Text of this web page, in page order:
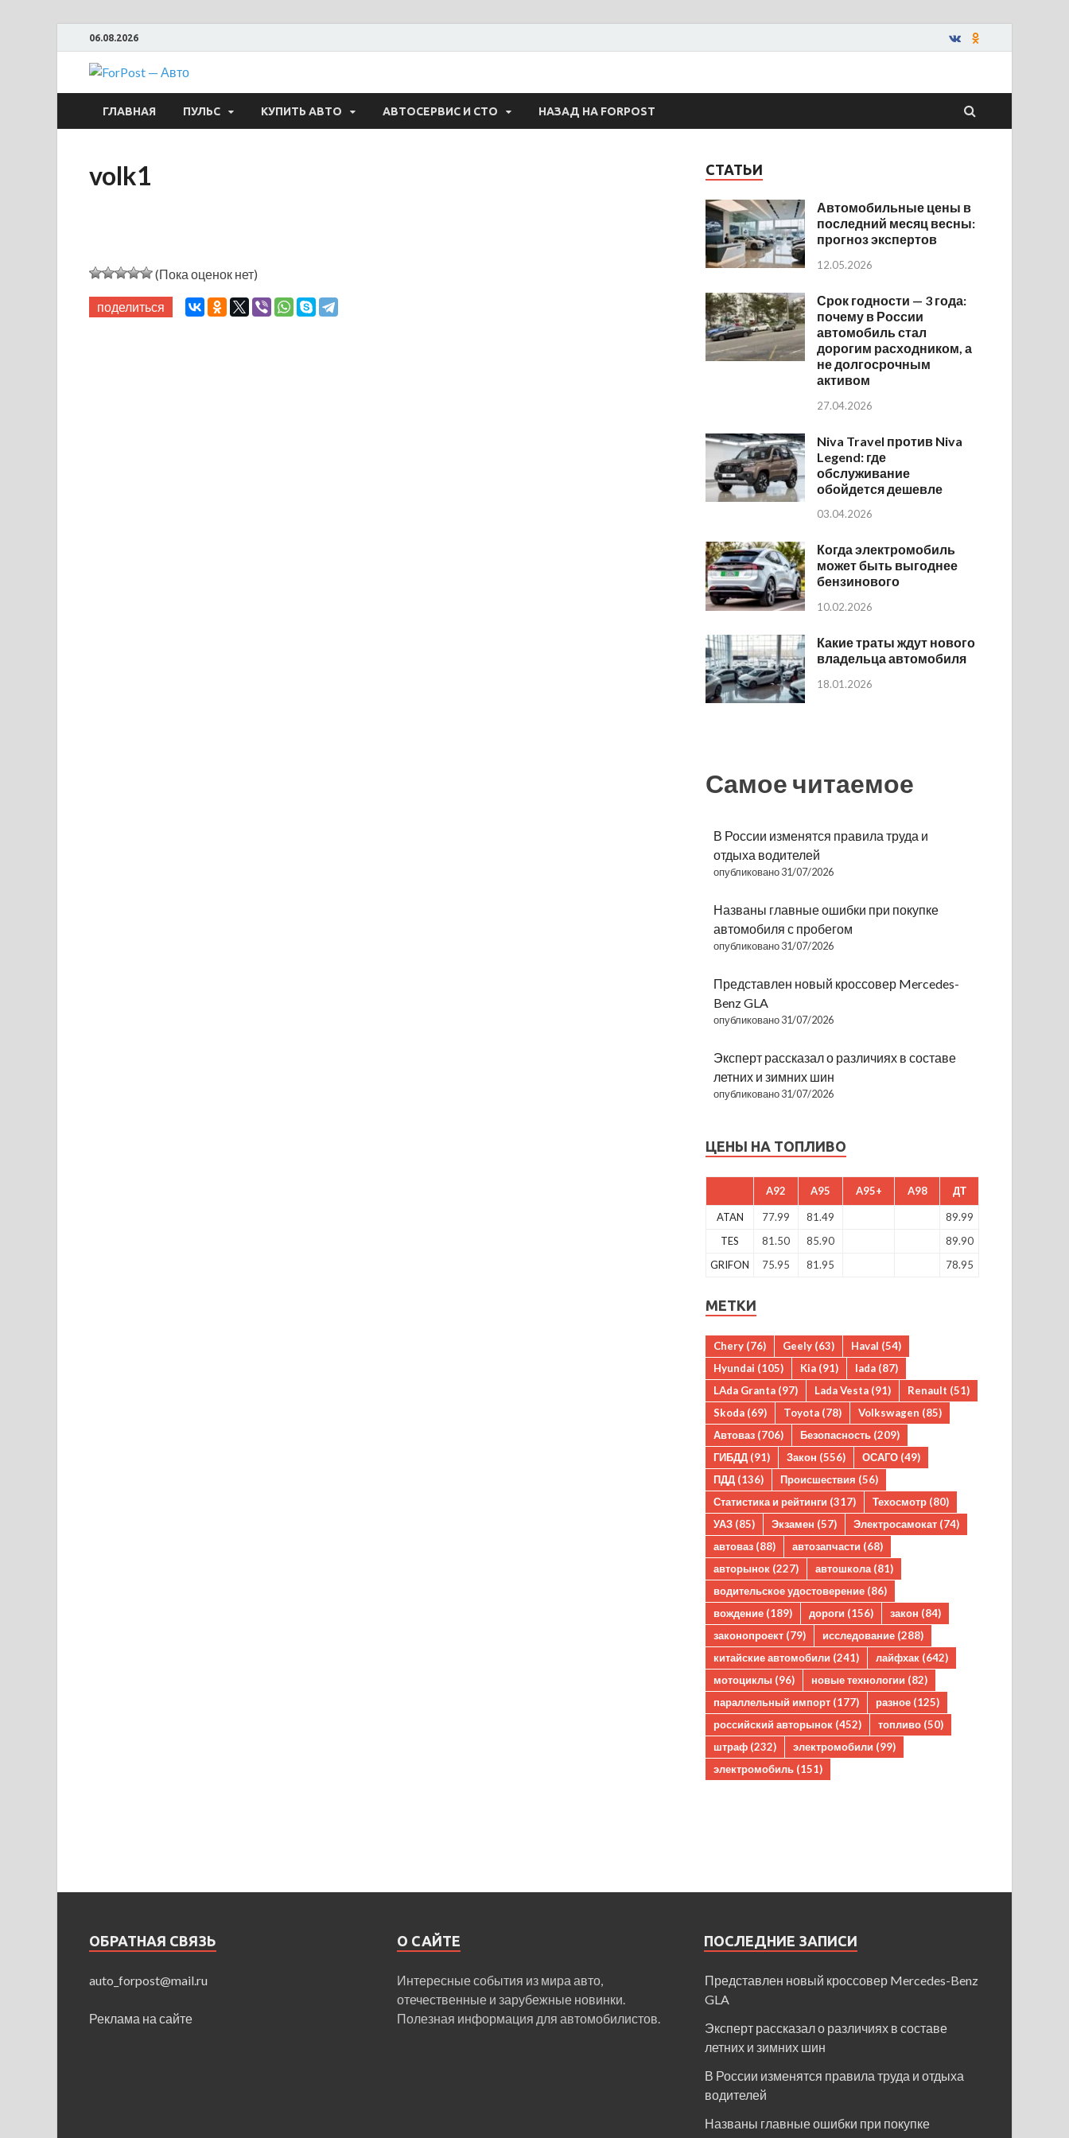
06.08.2026
ForPost — Авто
ГЛАВНАЯ ПУЛЬС КУПИТЬ АВТО АВТОСЕРВИС И СТО НАЗАД НА FORPOST
volk1
(Пока оценок нет)
поделиться
СТАТЬИ
Автомобильные цены в
последний месяц весны:
прогноз экспертов
12.05.2026
Срок годности — 3 года:
почему в России
автомобиль стал
дорогим расходником, а
не долгосрочным
активом
27.04.2026
Niva Travel против Niva
Legend: где
обслуживание
обойдется дешевле
03.04.2026
Когда электромобиль
может быть выгоднее
бензинового
10.02.2026
Какие траты ждут нового
владельца автомобиля
18.01.2026
Самое читаемое
В России изменятся правила труда и
отдыха водителей
опубликовано 31/07/2026
Названы главные ошибки при покупке
автомобиля с пробегом
опубликовано 31/07/2026
Представлен новый кроссовер Mercedes-
Benz GLA
опубликовано 31/07/2026
Эксперт рассказал о различиях в составе
летних и зимних шин
опубликовано 31/07/2026
ЦЕНЫ НА ТОПЛИВО
A92 A95 A95+ A98 ДТ
ATAN 77.99 81.49
89.99
TES
81.50 85.90
89.90
GRIFON
75.95 81.95 78.95
МЕТКИ
Chery (76) Geely (63) Haval (54)
Hyundai (105) Kia (91) lada (87)
LAda Granta (97) Lada Vesta (91) Renault (51)
Skoda (69) Toyota (78) Volkswagen (85)
Автоваз (706) Безопасность (209)
ГИБДД (91) Закон (556) ОСАГО (49)
ПДД (136) Происшествия (56)
Статистика и рейтинги (317) Техосмотр (80)
УАЗ (85) Экзамен (57) Электросамокат (74)
автоваз (88) автозапчасти (68)
авторынок (227) автошкола (81)
водительское удостоверение (86)
вождение (189) дороги (156) закон (84)
законопроект (79) исследование (288)
китайские автомобили (241) лайфхак (642)
мотоциклы (96) новые технологии (82)
параллельный импорт (177) разное (125)
российский авторынок (452) топливо (50)
штраф (232) электромобили (99)
электромобиль (151)
ОБРАТНАЯ СВЯЗЬ
auto_forpost@mail.ru
Реклама на сайте
О САЙТЕ
Интересные события из мира авто,
отечественные и зарубежные новинки.
Полезная информация для автомобилистов.
ПОСЛЕДНИЕ ЗАПИСИ
Представлен новый кроссовер Mercedes-Benz
GLA
Эксперт рассказал о различиях в составе
летних и зимних шин
В России изменятся правила труда и отдыха
водителей
Названы главные ошибки при покупке